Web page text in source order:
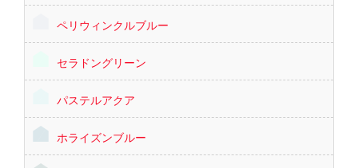
ペリウィンクルブルー
セラドングリーン
パステルアクア
ホライズンブルー